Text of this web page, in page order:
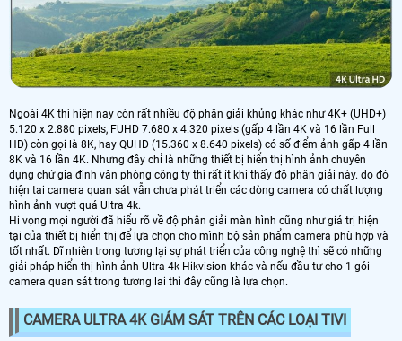
Ngoài 4K thì hiện nay còn rất nhiều độ phân giải khủng khác như 4K+ (UHD+)
5.120 x 2.880 pixels, FUHD 7.680 x 4.320 pixels (gấp 4 lần 4K và 16 lần Full
HD) còn gọi là 8K, hay QUHD (15.360 x 8.640 pixels) có số điểm ảnh gấp 4 lần
8K và 16 lần 4K. Nhưng đây chỉ là những thiết bị hiển thị hình ảnh chuyên
dụng chứ gia đình văn phòng công ty thì rất ít khi thấy độ phân giải này. do đó
hiện tai camera quan sát vẫn chưa phát triển các dòng camera có chất lượng
hình ảnh vượt quá Ultra 4k.
Hi vọng mọi người đã hiểu rõ về độ phân giải màn hình cũng như giá trị hiện
tại của thiết bị hiển thị để lựa chọn cho mình bộ sản phẩm camera phù hợp và
tốt nhất. Dĩ nhiên trong tương lại sự phát triển của công nghệ thì sẽ có những
giải pháp hiển thị hình ảnh Ultra 4k Hikvision khác và nếu đầu tư cho 1 gói
camera quan sát trong tương lai thì đây cũng là lựa chọn.
CAMERA ULTRA 4K GIÁM SÁT TRÊN CÁC LOẠI TIVI